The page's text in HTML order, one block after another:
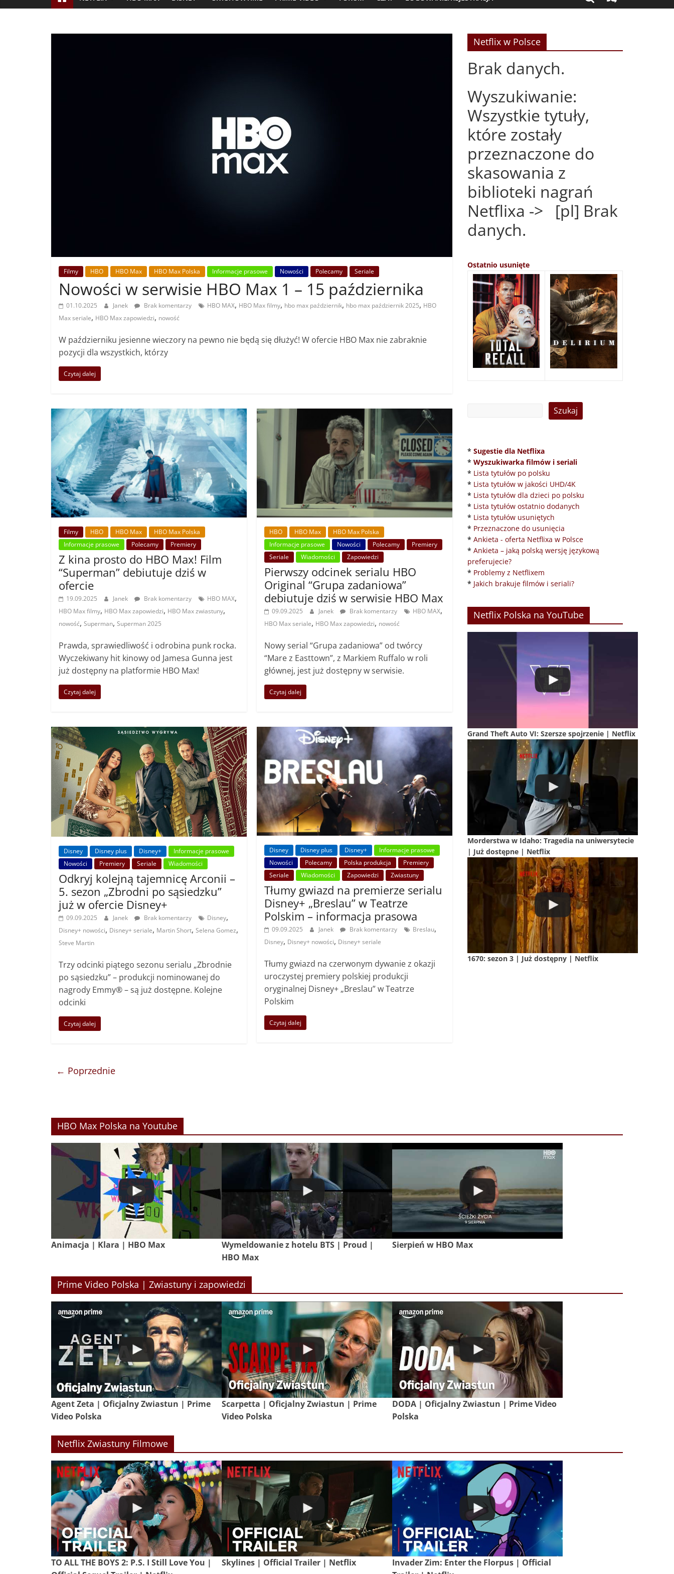
Filmy HBO HBO Max HBO Max Polska Informacje prasowe Nowości Polecamy Seriale
Nowości w serwisie HBO Max 1 – 15 października
01.10.2025 Janek Brak komentarzy HBO MAX, HBO Max filmy, hbo max październik, hbo max październik 2025, HBO
Max seriale, HBO Max zapowiedzi, nowość
W październiku jesienne wieczory na pewno nie będą się dłużyć! W ofercie HBO Max nie zabraknie
pozycji dla wszystkich, którzy
Czytaj dalej
Filmy HBO HBO Max
HBO Max Polska
Informacje prasowe
Polecamy Premiery
Z kina prosto do HBO Max! Film
“Superman” debiutuje dziś w
ofercie
19.09.2025 Janek Brak komentarzy HBO MAX,
HBO Max filmy, HBO Max zapowiedzi, HBO Max zwiastuny,
nowość, Superman, Superman 2025
Prawda, sprawiedliwość i odrobina punk rocka.
Wyczekiwany hit kinowy od Jamesa Gunna jest
już dostępny na platformie HBO Max!
Czytaj dalej
HBO HBO Max
HBO Max Polska
Informacje prasowe
Nowości Polecamy
Premiery
Seriale
Wiadomości Zapowiedzi
Pierwszy odcinek serialu HBO
Original “Grupa zadaniowa”
debiutuje dziś w serwisie HBO Max
09.09.2025 Janek Brak komentarzy HBO MAX,
HBO Max seriale, HBO Max zapowiedzi, nowość
Nowy serial “Grupa zadaniowa” od twórcy
“Mare z Easttown”, z Markiem Ruffalo w roli
głównej, jest już dostępny w serwisie.
Czytaj dalej
Disney Disney plus Disney+
Informacje prasowe
Nowości
Premiery Seriale Wiadomości
Odkryj kolejną tajemnicę Arconii –
5. sezon „Zbrodni po sąsiedzku”
już w ofercie Disney+
09.09.2025 Janek Brak komentarzy Disney,
Disney+ nowości, Disney+ seriale, Martin Short, Selena Gomez,
Steve Martin
Trzy odcinki piątego sezonu serialu „Zbrodnie
po sąsiedzku” – produkcji nominowanej do
nagrody Emmy® – są już dostępne. Kolejne
odcinki
Czytaj dalej
Disney Disney plus Disney+
Informacje prasowe
Nowości
Polecamy Polska produkcja
Premiery
Seriale
Wiadomości Zapowiedzi Zwiastuny
Tłumy gwiazd na premierze serialu
Disney+ „Breslau” w Teatrze
Polskim – informacja prasowa
09.09.2025 Janek Brak komentarzy Breslau,
Disney, Disney+ nowości, Disney+ seriale
Tłumy gwiazd na czerwonym dywanie z okazji
uroczystej premiery polskiej produkcji
oryginalnej Disney+ „Breslau” w Teatrze
Polskim
Czytaj dalej
← Poprzednie
Netflix w Polsce
Brak danych.
Wyszukiwanie:
Wszystkie tytuły,
które zostały
przeznaczone do
skasowania z
biblioteki nagrań
Netflixa -> [pl] Brak
danych.
Ostatnio usunięte
* Sugestie dla Netflixa
* Wyszukiwarka filmów i seriali
* Lista tytułów po polsku
* Lista tytułów w jakości UHD/4K
* Lista tytułów dla dzieci po polsku
* Lista tytułów ostatnio dodanych
* Lista tytułów usuniętych
* Przeznaczone do usunięcia
* Ankieta - oferta Netflixa w Polsce
* Ankieta – jaką polską wersję językową
preferujecie?
* Problemy z Netflixem
* Jakich brakuje filmów i seriali?
Netflix Polska na YouTube
Grand Theft Auto VI: Szersze spojrzenie | Netflix
Morderstwa w Idaho: Tragedia na uniwersytecie
| Już dostępne | Netflix
1670: sezon 3 | Już dostępny | Netflix
HBO Max Polska na Youtube
Animacja | Klara | HBO Max
Wymeldowanie z hotelu BTS | Proud |
HBO Max
Sierpień w HBO Max
Prime Video Polska | Zwiastuny i zapowiedzi
Agent Zeta | Oficjalny Zwiastun | Prime
Video Polska
Scarpetta | Oficjalny Zwiastun | Prime
Video Polska
DODA | Oficjalny Zwiastun | Prime Video
Polska
Netflix Zwiastuny Filmowe
TO ALL THE BOYS 2: P.S. I Still Love You |
Skylines | Official Trailer | Netflix
Invader Zim: Enter the Florpus | Official